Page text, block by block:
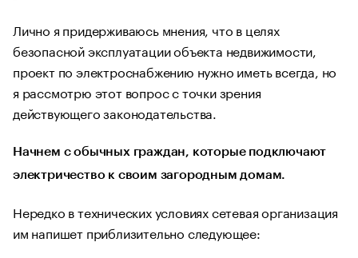
Лично я придерживаюсь мнения, что в целях
безопасной эксплуатации объекта недвижимости,
проект по электроснабжению нужно иметь всегда, но
я рассмотрю этот вопрос с точки зрения
действующего законодательства.
Начнем с обычных граждан, которые подключают
электричество к своим загородным домам.
Нередко в технических условиях сетевая организация
им напишет приблизительно следующее: